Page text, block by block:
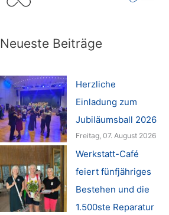
Neueste Beiträge
Herzliche
Einladung zum
Jubiläumsball 2026
Freitag, 07. August 2026
Werkstatt-Café
feiert fünfjähriges
Bestehen und die
1.500ste Reparatur